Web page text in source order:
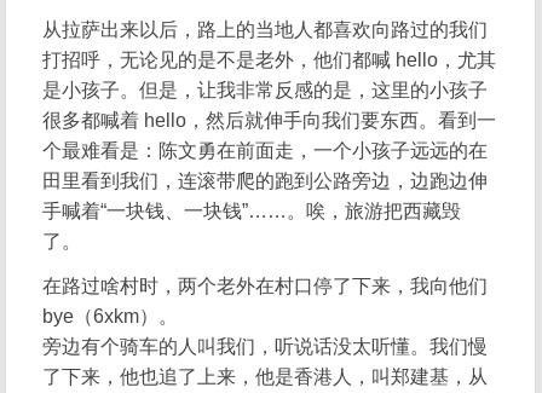
从拉萨出来以后，路上的当地人都喜欢向路过的我们
打招呼，无论见的是不是老外，他们都喊 hello，尤其
是小孩子。但是，让我非常反感的是，这里的小孩子
很多都喊着 hello，然后就伸手向我们要东西。看到一
个最难看是：陈文勇在前面走，一个小孩子远远的在
田里看到我们，连滚带爬的跑到公路旁边，边跑边伸
手喊着“一块钱、一块钱”……。唉，旅游把西藏毁
了。
在路过啥村时，两个老外在村口停了下来，我向他们
bye（6xkm）。
旁边有个骑车的人叫我们，听说话没太听懂。我们慢
了下来，他也追了上来，他是香港人，叫郑建基，从